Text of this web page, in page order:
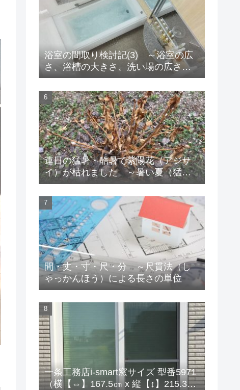
浴室の間取り検討記(3) ～浴室の広
さ、浴槽の大きさ、洗い場の広さ、
そして床暖房！
連日の猛暑・酷暑で紫陽花（アジサ
イ）が枯れました ～暑い夏（猛
暑・酷暑）の対策
間・丈・寸・尺・分 ～尺貫法（し
ゃっかんほう）による長さの単位
一条工務店i-smart窓サイズ 型番5971
（横【⇔】167.5㎝ x 縦【↕】215.3